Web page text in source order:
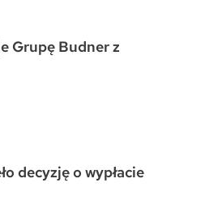
Grupę Budner z
decyzję o wypłacie